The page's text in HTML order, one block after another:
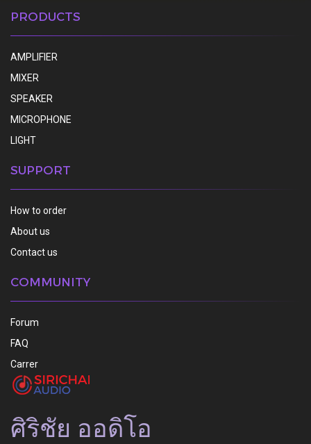
PRODUCTS
AMPLIFIER
MIXER
SPEAKER
MICROPHONE
LIGHT
SUPPORT
How to order
About us
Contact us
COMMUNITY
Forum
FAQ
Carrer
ศิริชัย ออดิโอ